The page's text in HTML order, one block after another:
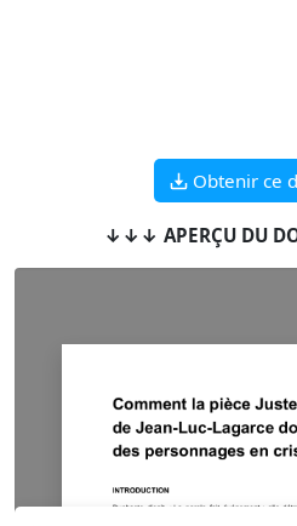
Obtenir ce
↓↓↓ APERÇU DU